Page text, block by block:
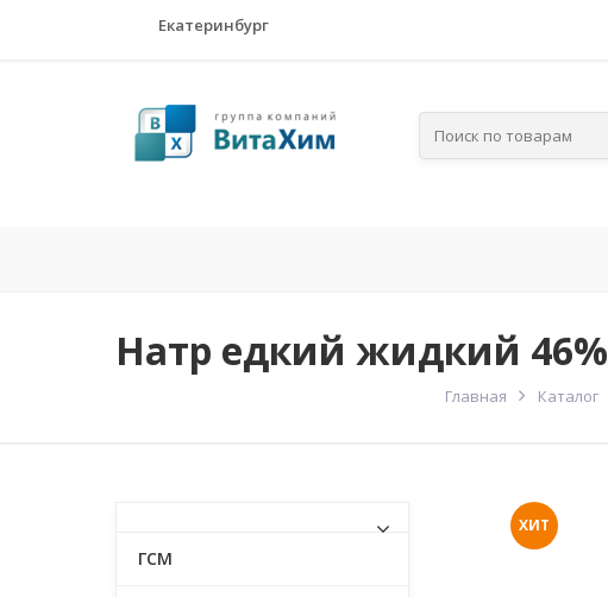
Екатеринбург
Натр едкий жидкий 46%
Главная Каталог
ХИТ
ГСМ